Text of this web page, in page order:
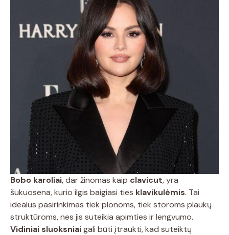
Bobo karoliai, dar žinomas kaip clavicut, yra
šukuosena, kurio ilgis baigiasi ties klavikulėmis. Tai
idealus pasirinkimas tiek plonoms, tiek storoms plaukų
struktūroms, nes jis suteikia apimties ir lengvumo.
Vidiniai sluoksniaigali būti įtraukti, kad suteiktų